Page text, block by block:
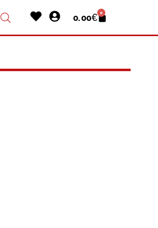
HeartUser-
circle
0.00€ 0
Cart